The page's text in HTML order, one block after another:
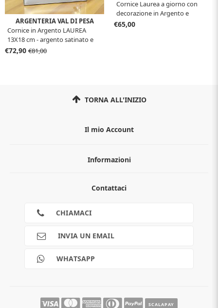
ARGENTERIA VAL DI PESA
Cornice in Argento LAUREA
13X18 cm - argento satinato e
lucido
€72,90 €81,00
Cornice Laurea a giorno con
decorazione in Argento e
tessuto
€65,00
TORNA ALL'INIZIO
Il mio Account
Informazioni
Guida all'acquisto
Scalapay
Contattaci
CHIAMACI
INVIA UN EMAIL
WHATSAPP
SCALAPAY